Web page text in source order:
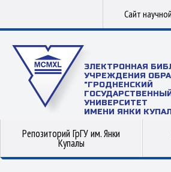
Сайт
ЭЛЕКТРОННАЯ
УЧРЕЖДЕНИЯ
"ГРОДНЕНСКИЙ
УНИВЕРСИТЕТ
ИМЕНИ ЯНКИ
Репозиторий ГрГУ им. Янки
Купалы